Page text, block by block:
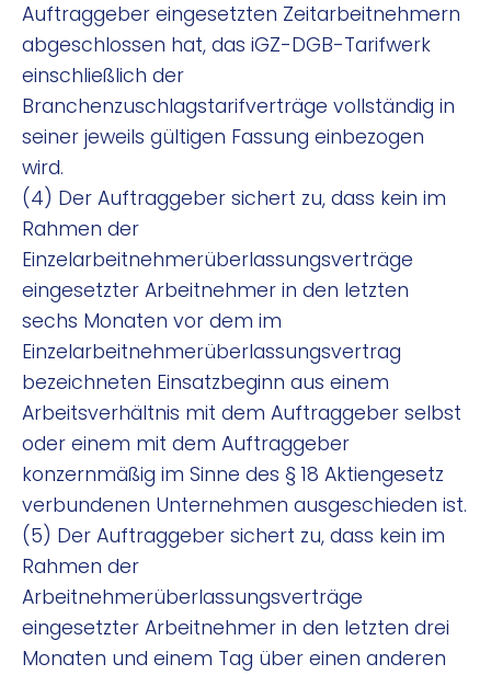
Auftraggeber eingesetzten Zeitarbeitnehmern
abgeschlossen hat, das iGZ-DGB-Tarifwerk
einschließlich der
Branchenzuschlagstarifverträge vollständig in
seiner jeweils gültigen Fassung einbezogen
wird.
(4) Der Auftraggeber sichert zu, dass kein im
Rahmen der
Einzelarbeitnehmerüberlassungsverträge
eingesetzter Arbeitnehmer in den letzten
sechs Monaten vor dem im
Einzelarbeitnehmerüberlassungsvertrag
bezeichneten Einsatzbeginn aus einem
Arbeitsverhältnis mit dem Auftraggeber selbst
oder einem mit dem Auftraggeber
konzernmäßig im Sinne des § 18 Aktiengesetz
verbundenen Unternehmen ausgeschieden ist.
(5) Der Auftraggeber sichert zu, dass kein im
Rahmen der
Arbeitnehmerüberlassungsverträge
eingesetzter Arbeitnehmer in den letzten drei
Monaten und einem Tag über einen anderen